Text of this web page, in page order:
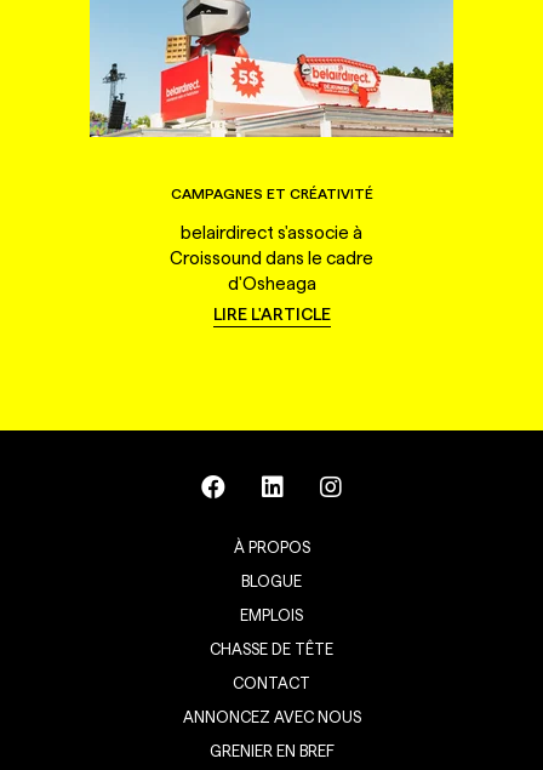
CAMPAGNES ET CRÉATIVITÉ
belairdirect s'associe à
Croissound dans le cadre
d'Osheaga
LIRE L'ARTICLE
À PROPOS
BLOGUE
EMPLOIS
CHASSE DE TÊTE
CONTACT
ANNONCEZ AVEC NOUS
GRENIER EN BREF